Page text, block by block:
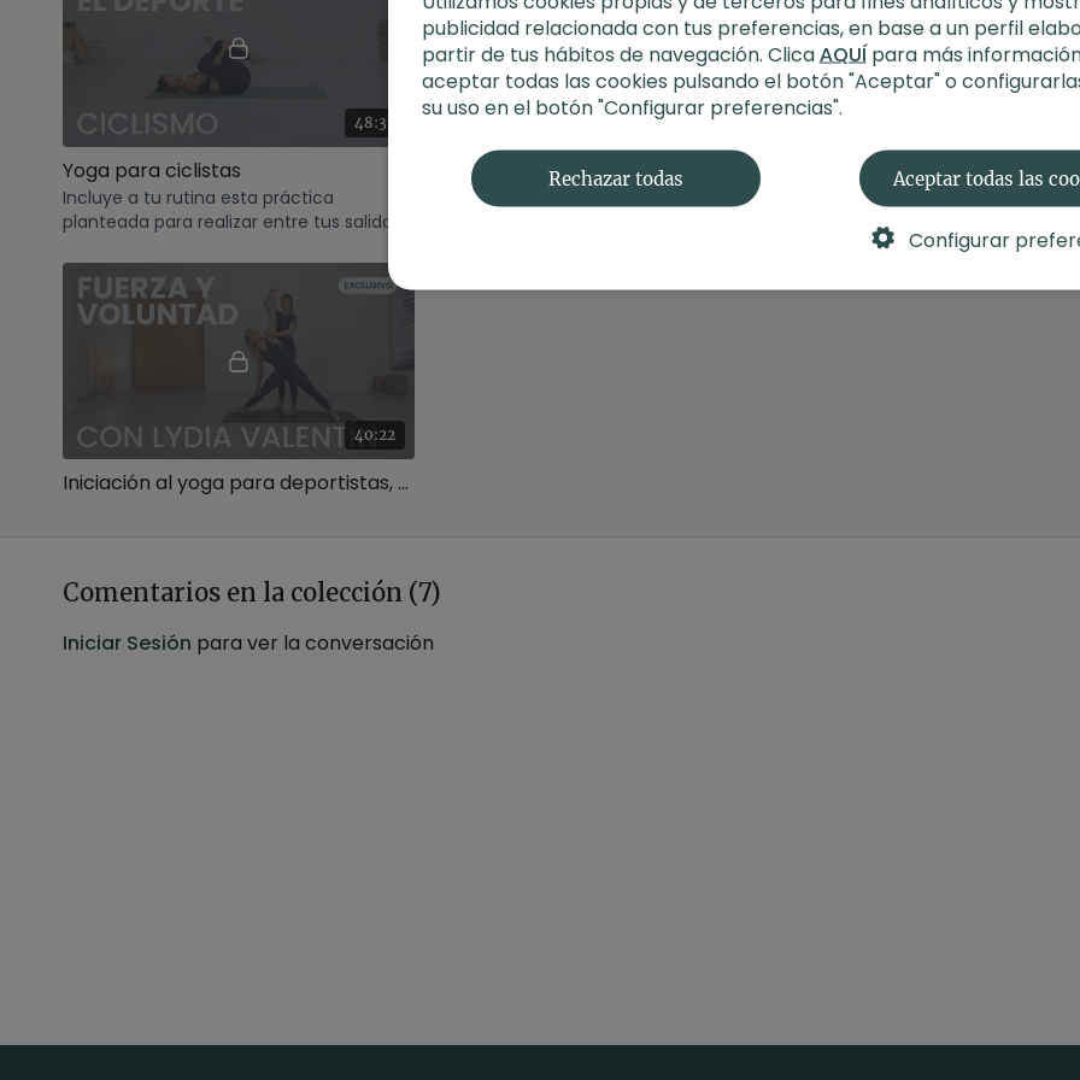
48:37
Yoga para ciclistas
Incluye a tu rutina esta práctica
planteada para realizar entre tus salidas
Yoga para surfistas
Práctica diseñada para aquellos que
Yoga para deportes de
Práctica diseñada para
practican deportes de raqueta y quieren
combinarlo con la práctica
40:22
Iniciación al yoga para deportistas, con Lydia Valentín
Comentarios en la colección (7)
Iniciar Sesión para ver la conversación
publicidad relacionada con tus preferencias, en base a un perfil
partir de tus hábitos de navegación. ClicaAQUÍpara más
aceptar todas las cookies pulsando el botón "Aceptar" o
su uso en el botón "Configurar preferencias".
Rechazar todas Aceptar todas las
Configurar